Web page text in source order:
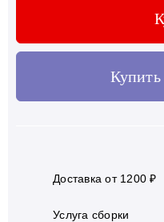
Доставка от 1200 ₽
Услуга сборки